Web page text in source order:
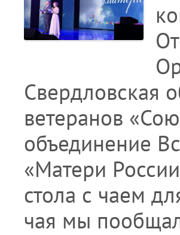
Свердловская
ветеранов
объединение
«Матери
стола с чаем
чая мы